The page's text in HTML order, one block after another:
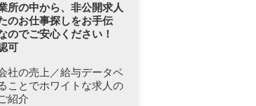
所の中から、非公開求人
のお仕事探しをお手伝
のでご安心ください！
可
社の売上／給与データベ
ことでホワイトな求人の
紹介